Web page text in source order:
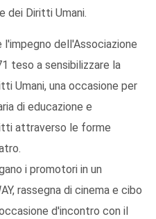
dei Diritti Umani.
l'impegno dell'Associazione
teso a sensibilizzare la
Umani, una occasione per
di educazione e
attraverso le forme
i promotori in un
rassegna di cinema e cibo
d'incontro con il